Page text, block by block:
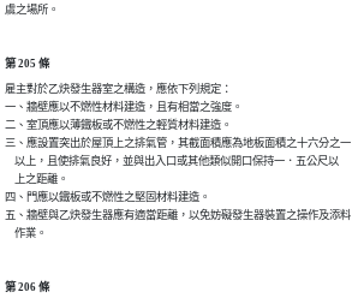
虞之場所。
第 205 條
雇主對於乙炔發生器室之構造，應依下列規定：
一、牆壁應以不燃性材料建造，且有相當之強度。
二、室頂應以薄鐵板或不燃性之輕質材料建造。
三、應設置突出於屋頂上之排氣管，其截面積應為地板面積之十六分之一
    以上，且使排氣良好，並與出入口或其他類似開口保持一．五公尺以
    上之距離。
四、門應以鐵板或不燃性之堅固材料建造。
五、牆壁與乙炔發生器應有適當距離，以免妨礙發生器裝置之操作及添料
    作業。
第 206 條